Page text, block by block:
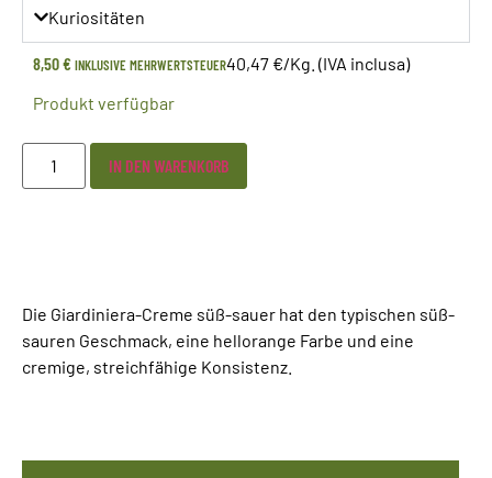
Kuriositäten
8,50€INKLUSIVE MEHRWERTSTEUER40,47 €/Kg. (IVA inclusa)
Produkt verfügbar
IN DEN WARENKORB
Die Giardiniera-Creme süß-sauer hat den typischen süß-
sauren Geschmack, eine hellorange Farbe und eine
cremige, streichfähige Konsistenz.